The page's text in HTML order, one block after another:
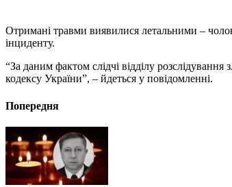
Отримані травми виявилися летальними –
інциденту.
“За даним фактом слідчі відділу
кодексу України”, – йдеться у повідомленні.
Попередня